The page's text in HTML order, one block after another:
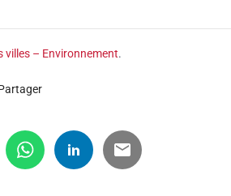
villes – Environnement.